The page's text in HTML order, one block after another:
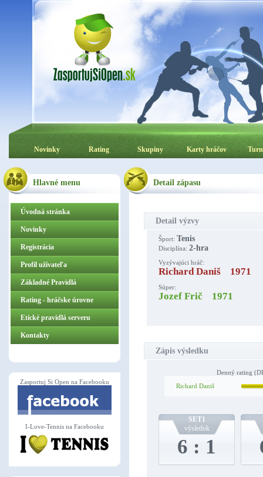
Novinky Rating Skupiny Karty hráčov
Hlavné menu
Úvodná stránka
Novinky
Registrácia
Profil užívateľa
Základné Pravidlá
ZasportujSiOpen.sk
Rating - hráčske úrovne
Etické pravidlá serveru
Kontakty
Zasportuj Si Open na Facebooku
I-Love-Tennis na Facebooku
Detail zápasu
Detail výzvy
Šport: Tenis
Disciplína: 2-hra
Vyzývajúci hráč:
Richard Daniš 1971
Súper:
Jozef Frič 1971
Zápis výsledku
Denný rating
Richard Daniš
SET1
výsledok
6 : 1